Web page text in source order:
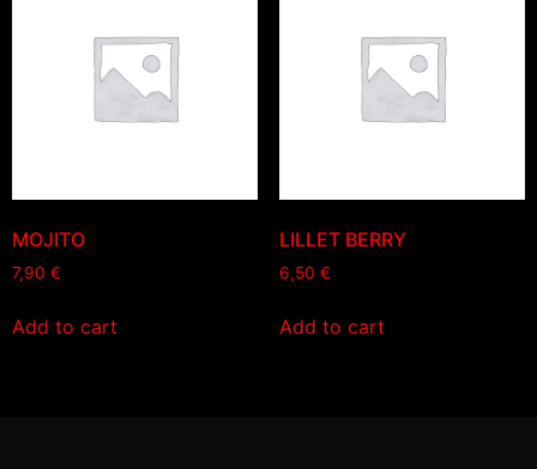
MOJITO
7,90 €
Add to cart
LILLET BERRY
6,50 €
Add to cart